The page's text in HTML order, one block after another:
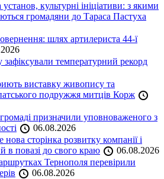
культурні ініціативи: з якими
громадяни до Тараса Пастуха
шлях артилериста 44-ї
зафіксували температурний рекорд
виставку живопису та
подружжя митців Корж
призначили уповноваженого з
06.08.2026
сторінка розвитку компанії і
в повазі до свого краю
06.08.2026
Тернополя перевірили
06.08.2026